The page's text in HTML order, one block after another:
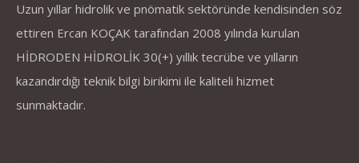
Uzun yıllar hidrolik ve pnömatik sektöründe kendisinden söz
ettiren Ercan KOÇAK tarafından 2008 yılında kurulan
HİDRODEN HİDROLİK 30(+) yıllık tecrübe ve yılların
kazandırdığı teknik bilgi birikimi ile kaliteli hizmet
sunmaktadır.